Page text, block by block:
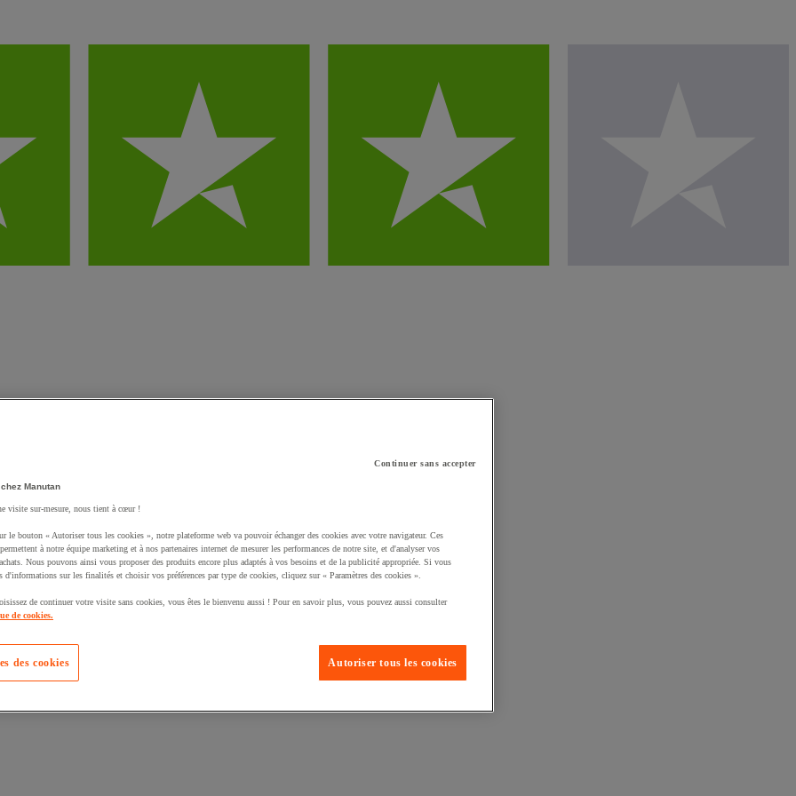
un produit à votre panier :
Continuer sans accepter
Manutan
visite sur-mesure, nous tient à cœur !
le bouton « Autoriser tous les cookies », notre plateforme web va pouvoir échanger des cookies avec votre navigateur. Ces
à notre équipe marketing et à nos partenaires internet de mesurer les performances de notre site, et d'analyser vos
Nous pouvons ainsi vous proposer des produits encore plus adaptés à vos besoins et de la publicité appropriée. Si vous
d'informations sur les finalités et choisir vos préférences par type de cookies, cliquez sur « Paramètres des cookies ».
de continuer votre visite sans cookies, vous êtes le bienvenu aussi ! Pour en savoir plus, vous pouvez aussi consulter
de cookies.
Autoriser tous les cookies
des cookies